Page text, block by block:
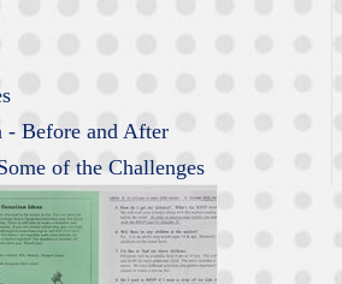
- Before and After
of the Challenges